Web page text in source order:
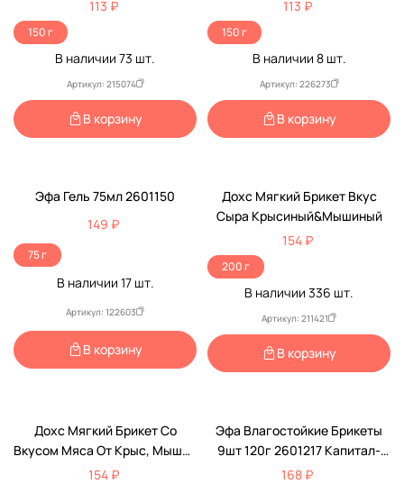
113 ₽
150 г
В наличии 73 шт.
Артикул: 215074
В корзину
113 ₽
150 г
В наличии 8шт.
Артикул: 226273
В корзину
Эфа Гель 75мл 2601150
149 ₽
75 г
В наличии 17шт.
Артикул: 122603
В корзину
Дохс Мягкий Брикет Вкус
Сыра Крысиный&Мышиный
154 ₽
200 г
В наличии 336 шт.
Артикул: 211421
В корзину
Дохс Мягкий Брикет Со
Вкусом Мяса От Крыс, Мышей
200г
154 ₽
Эфа Влагостойкие Брикеты
9шт 120г 2601217 Капитал-
Прок
168 ₽